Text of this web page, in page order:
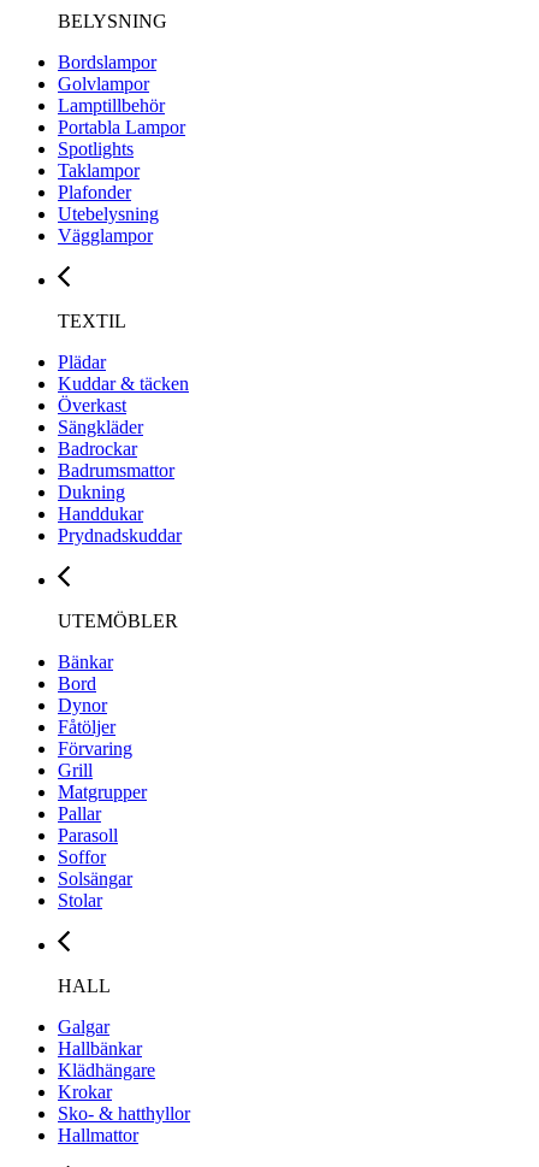
BELYSNING
Bordslampor
Golvlampor
Lamptillbehör
Portabla Lampor
Spotlights
Taklampor
Plafonder
Utebelysning
Vägglampor
TEXTIL
Plädar
Kuddar & täcken
Överkast
Sängkläder
Badrockar
Badrumsmattor
Dukning
Handdukar
Prydnadskuddar
UTEMÖBLER
Bänkar
Bord
Dynor
Fåtöljer
Förvaring
Grill
Matgrupper
Pallar
Parasoll
Soffor
Solsängar
Stolar
HALL
Galgar
Hallbänkar
Klädhängare
Krokar
Sko- & hatthyllor
Hallmattor